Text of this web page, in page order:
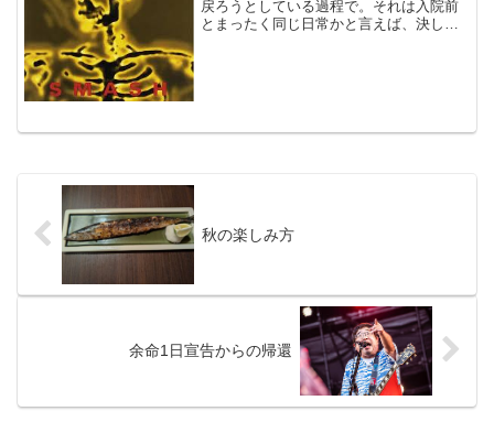
戻ろうとしている過程で。それは入院前
とまったく同じ日常かと言えば、決して
秋の楽しみ方
余命1日宣告からの帰還